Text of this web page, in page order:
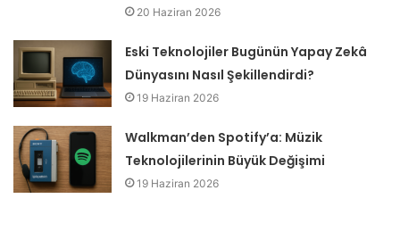
20 Haziran 2026
Eski Teknolojiler Bugünün Yapay Zekâ
Dünyasını Nasıl Şekillendirdi?
19 Haziran 2026
Walkman’den Spotify’a: Müzik
Teknolojilerinin Büyük Değişimi
19 Haziran 2026